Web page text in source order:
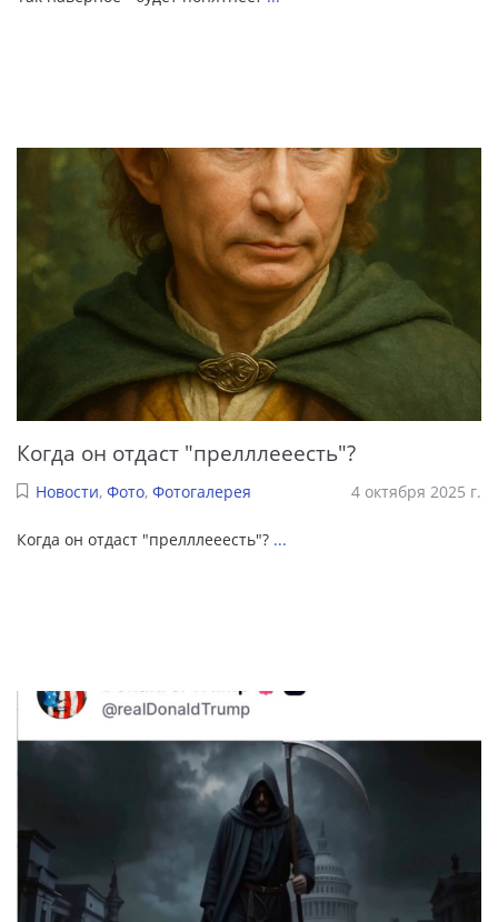
Когда он отдаст "прелллееесть"?
Новости, Фото, Фотогалерея 4 октября 2025 г.
Когда он отдаст "прелллееесть"? ...